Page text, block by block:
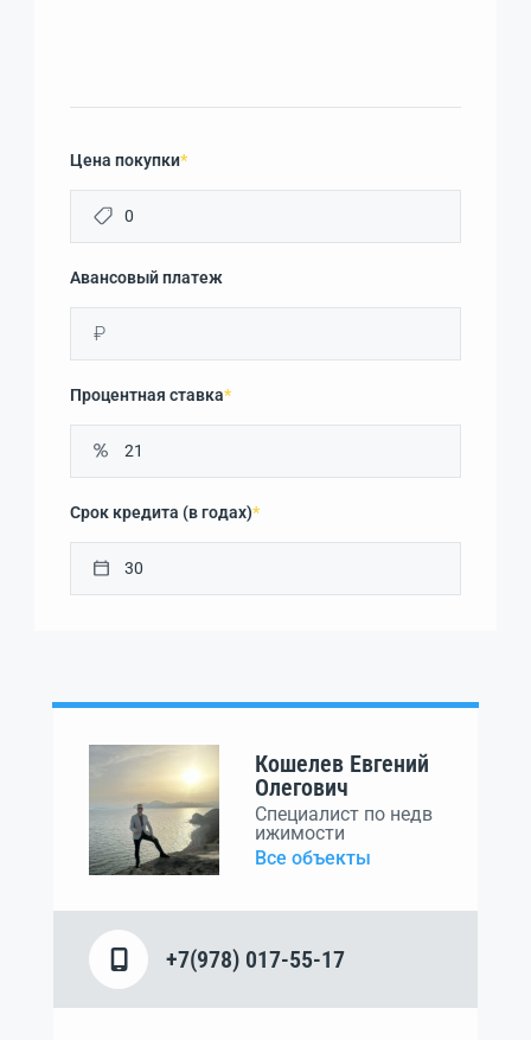
Цена покупки*
Авансовый платеж
₽
Процентная ставка*
Срок кредита (в годах)*
Кошелев Евгений
Олегович
Специалист по недв
ижимости
Все объекты
+7(978) 017-55-17